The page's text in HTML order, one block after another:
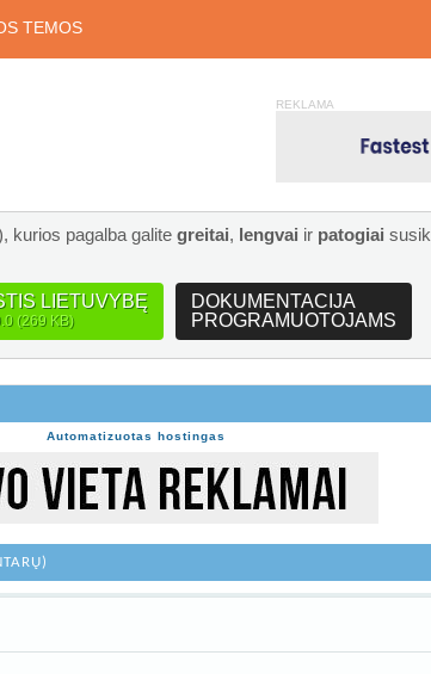
TEMOS
REKLAMA
kurios pagalba galite greitai, lengvai ir patogiai
LIETUVYBĘ
(269 KB)
DOKUMENTACIJA
PROGRAMUOTOJAMS
Automatizuotas hostingas